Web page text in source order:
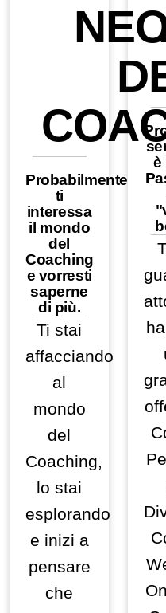
Probabilmente
ti
interessa
il mondo
del
Coaching
e vorresti
saperne
di più.
Ti stai
affacciando
al
mondo
del
Coaching,
lo stai
esplorando
e inizi a
pensare
che
è